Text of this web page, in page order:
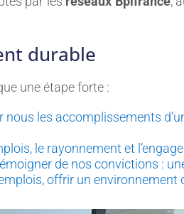
durable
une étape forte :
les accomplissements
le rayonnement et
de nos convictions :
offrir un environnement